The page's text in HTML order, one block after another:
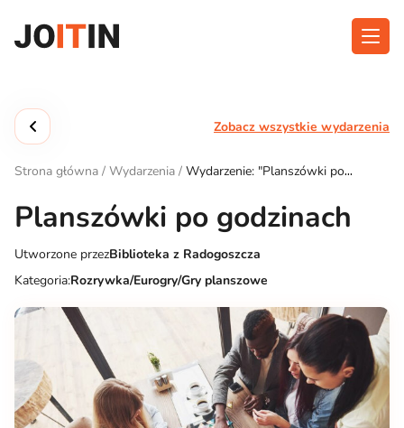
treści
Funkcjonalność
Kontakt
Zobacz wszystkie wydarzenia
Strona główna / Wydarzenia / Wydarzenie: "Planszówki po
Planszówki po godzinach
Utworzone przezBiblioteka z Radogoszcza
Kategoria:Rozrywka/Eurogry/Gry planszowe